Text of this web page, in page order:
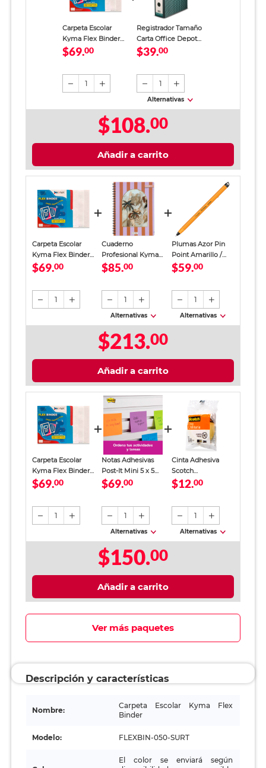
Carpeta Escolar
Kyma Flex Binder
Translucido
$69.00
1
Registrador Tamaño
Carta Office Depot
Verde
$39.00
1
Alternativas
$108.00
Añadir a carrito
Carpeta Escolar
Kyma Flex Binder
Translucido
$69.00
1
Cuaderno
Profesional Kyma
Chic Girl Cuadro
$85.00
1
Alternativas
Plumas Azor Pin
Point Amarillo /
Punto fino / Tinta
$59.00
1
Alternativas
$213.00
Añadir a carrito
Carpeta Escolar
Kyma Flex Binder
Translucido
$69.00
1
Notas Adhesivas
Post-It Mini 5 x 5
cm
$69.00
1
Alternativas
Cinta Adhesiva
Scotch
Transparente 18
$12.00
1
Alternativas
$150.00
Añadir a carrito
Ver más paquetes
Descripción y características
Nombre:
Carpeta Escolar Kyma Flex
Binder
Modelo: FLEXBIN-050-SURT
El color se enviará según